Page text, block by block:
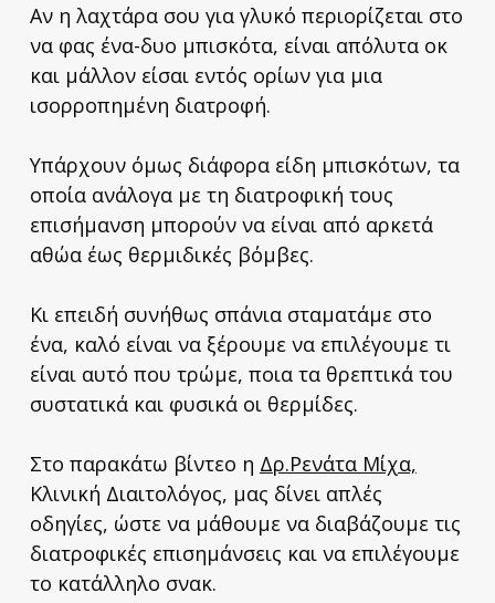
Αν η λαχτάρα σου για γλυκό περιορίζεται στο
να φας ένα-δυο μπισκότα, είναι απόλυτα οκ
και μάλλον είσαι εντός ορίων για μια
ισορροπημένη διατροφή.
Υπάρχουν όμως διάφορα είδη μπισκότων, τα
οποία ανάλογα με τη διατροφική τους
επισήμανση μπορούν να είναι από αρκετά
αθώα έως θερμιδικές βόμβες.
Κι επειδή συνήθως σπάνια σταματάμε στο
ένα, καλό είναι να ξέρουμε να επιλέγουμε τι
είναι αυτό που τρώμε, ποια τα θρεπτικά του
συστατικά και φυσικά οι θερμίδες.
Στο παρακάτω βίντεο η Δρ.Ρενάτα Μίχα,
Κλινική Διαιτολόγος, μας δίνει απλές
οδηγίες, ώστε να μάθουμε να διαβάζουμε τις
διατροφικές επισημάνσεις και να επιλέγουμε
το κατάλληλο σνακ.